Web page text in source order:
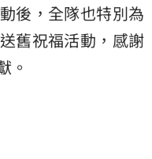
後，全隊也特別為
舊祝福活動，感謝
。